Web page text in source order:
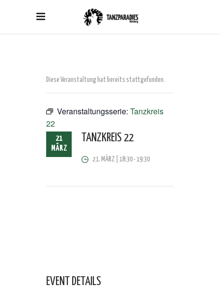
Diese Veranstaltung hat bereits stattgefunden.
Veranstaltungsserie: Tanzkreis
22
21
MÄRZ
TANZKREIS 22
21. MÄRZ | 18:30-19:30
EVENT DETAILS